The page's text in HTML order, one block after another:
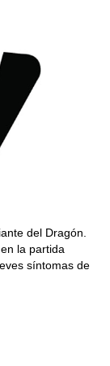
del Dragón.
la partida
síntomas de